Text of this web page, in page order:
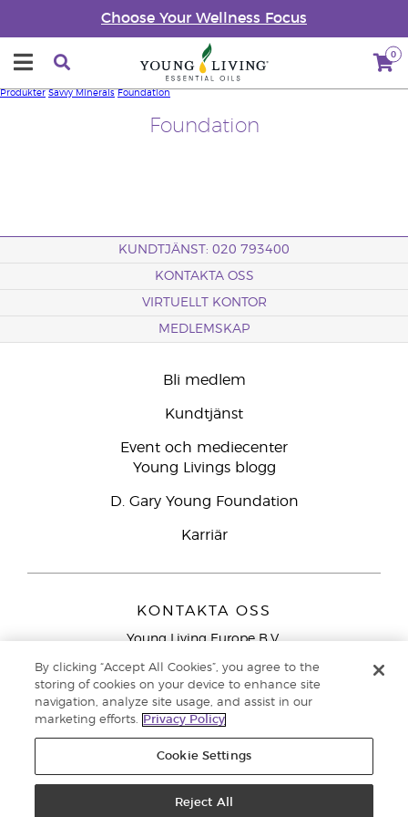
Choose Your Wellness Focus
0
Foundation
Produkter Savvy Minerals Foundation
KUNDTJÄNST: 020 793400
KONTAKTA OSS
VIRTUELLT KONTOR
MEDLEMSKAP
Bli medlem
Kundtjänst
Event och mediecenter
Young Livings blogg
D. Gary Young Foundation
Karriär
KONTAKTA OSS
Young Living Europe B.V.
9727 AJ Groningen
Nederländerna
Kundtjänst – Avgiftsfritt lokalsamtal (ej från
mobiltelefon):020 793400
Sekretess
By clicking “Accept All Cookies”, you agree to the
storing of cookies on your device to enhance site
navigation, analyze site usage, and assist in our
marketing efforts.
Privacy Policy
Cookie Settings
Reject All